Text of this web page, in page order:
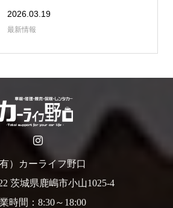
2026.03.19
最新情報
有）カーライフ野口
茨城県鹿嶋市小山1025-4
時間：8:30～18:00